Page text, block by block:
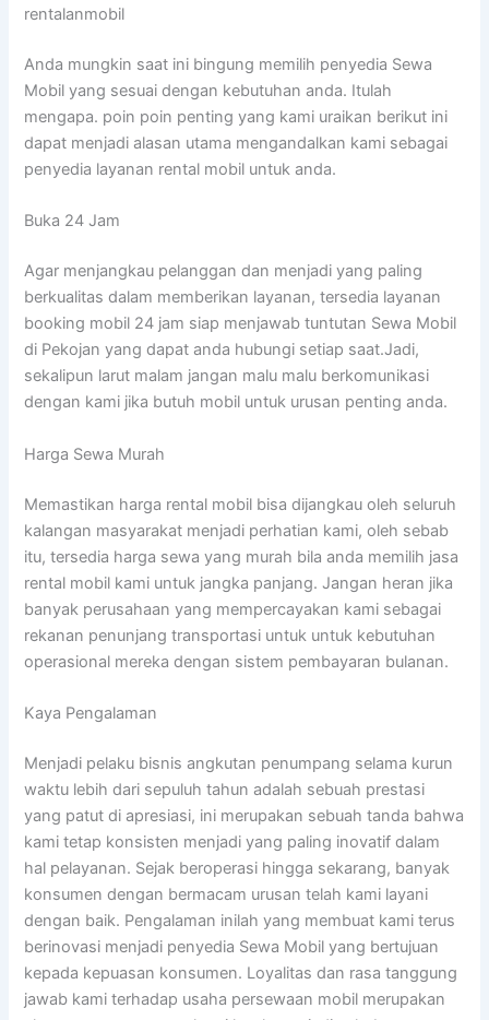
rentalanmobil
Anda mungkin saat ini bingung memilih penyedia Sewa
Mobil yang sesuai dengan kebutuhan anda. Itulah
mengapa. poin poin penting yang kami uraikan berikut ini
dapat menjadi alasan utama mengandalkan kami sebagai
penyedia layanan rental mobil untuk anda.
Buka 24 Jam
Agar menjangkau pelanggan dan menjadi yang paling
berkualitas dalam memberikan layanan, tersedia layanan
booking mobil 24 jam siap menjawab tuntutan Sewa Mobil
di Pekojan yang dapat anda hubungi setiap saat.Jadi,
sekalipun larut malam jangan malu malu berkomunikasi
dengan kami jika butuh mobil untuk urusan penting anda.
Harga Sewa Murah
Memastikan harga rental mobil bisa dijangkau oleh seluruh
kalangan masyarakat menjadi perhatian kami, oleh sebab
itu, tersedia harga sewa yang murah bila anda memilih jasa
rental mobil kami untuk jangka panjang. Jangan heran jika
banyak perusahaan yang mempercayakan kami sebagai
rekanan penunjang transportasi untuk untuk kebutuhan
operasional mereka dengan sistem pembayaran bulanan.
Kaya Pengalaman
Menjadi pelaku bisnis angkutan penumpang selama kurun
waktu lebih dari sepuluh tahun adalah sebuah prestasi
yang patut di apresiasi, ini merupakan sebuah tanda bahwa
kami tetap konsisten menjadi yang paling inovatif dalam
hal pelayanan. Sejak beroperasi hingga sekarang, banyak
konsumen dengan bermacam urusan telah kami layani
dengan baik. Pengalaman inilah yang membuat kami terus
berinovasi menjadi penyedia Sewa Mobil yang bertujuan
kepada kepuasan konsumen. Loyalitas dan rasa tanggung
jawab kami terhadap usaha persewaan mobil merupakan